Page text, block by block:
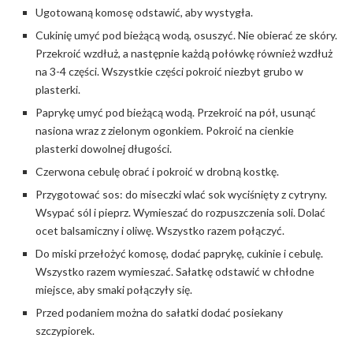
Ugotowaną komosę odstawić, aby wystygła.
Cukinię umyć pod bieżącą wodą, osuszyć. Nie obierać ze skóry.
Przekroić wzdłuż, a następnie każdą połówkę również wzdłuż
na 3-4 części. Wszystkie części pokroić niezbyt grubo w
plasterki.
Paprykę umyć pod bieżącą wodą. Przekroić na pół, usunąć
nasiona wraz z zielonym ogonkiem. Pokroić na cienkie
plasterki dowolnej długości.
Czerwona cebulę obrać i pokroić w drobną kostkę.
Przygotować sos: do miseczki wlać sok wyciśnięty z cytryny.
Wsypać sól i pieprz. Wymieszać do rozpuszczenia soli. Dolać
ocet balsamiczny i oliwę. Wszystko razem połączyć.
Do miski przełożyć komosę, dodać paprykę, cukinie i cebulę.
Wszystko razem wymieszać. Sałatkę odstawić w chłodne
miejsce, aby smaki połączyły się.
Przed podaniem można do sałatki dodać posiekany
szczypiorek.